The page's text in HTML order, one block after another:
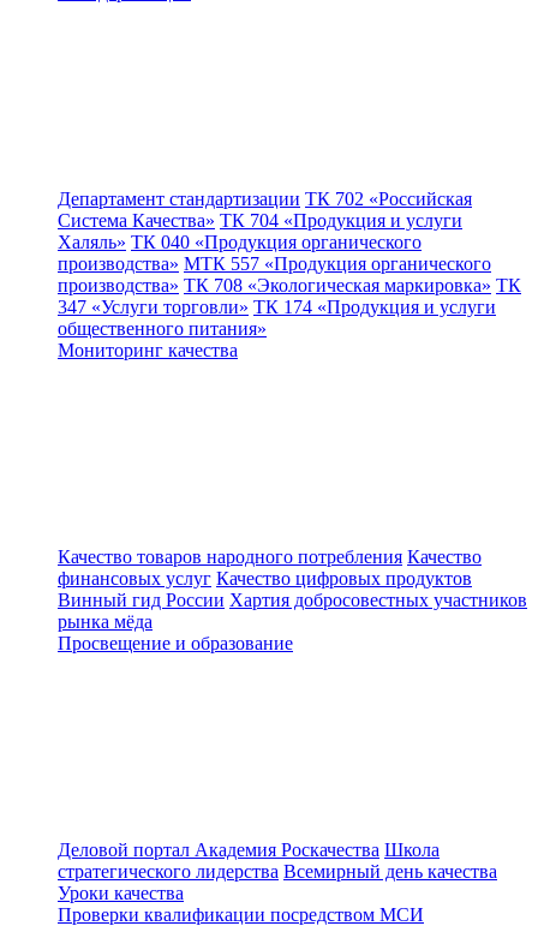
Департамент стандартизации ТК 702 «Российская
Система Качества» ТК 704 «Продукция и услуги
Халяль» ТК 040 «Продукция органического
производства» МТК 557 «Продукция органического
производства» ТК 708 «Экологическая маркировка» ТК
347 «Услуги торговли» ТК 174 «Продукция и услуги
общественного питания»
Мониторинг качества
Качество товаров народного потребления Качество
финансовых услуг Качество цифровых продуктов
Винный гид России Хартия добросовестных участников
рынка мёда
Просвещение и образование
Деловой портал Академия Роскачества Школа
стратегического лидерства Всемирный день качества
Уроки качества
Проверки квалификации посредством МСИ